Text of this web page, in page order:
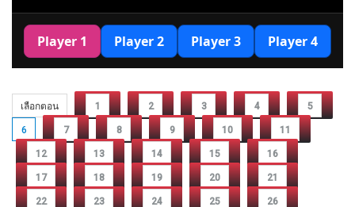
เลือกตอน 1 2 3 4 5
6 7 8 9 10 11
12 13 14 15 16
17 18 19 20 21
22 23 24 25 26